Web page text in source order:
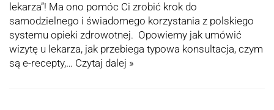
lekarza”! Ma ono pomóc Ci zrobić krok do
samodzielnego i świadomego korzystania z polskiego
systemu opieki zdrowotnej. Opowiemy jak umówić
wizytę u lekarza, jak przebiega typowa konsultacja, czym
są e-recepty,… Czytaj dalej »